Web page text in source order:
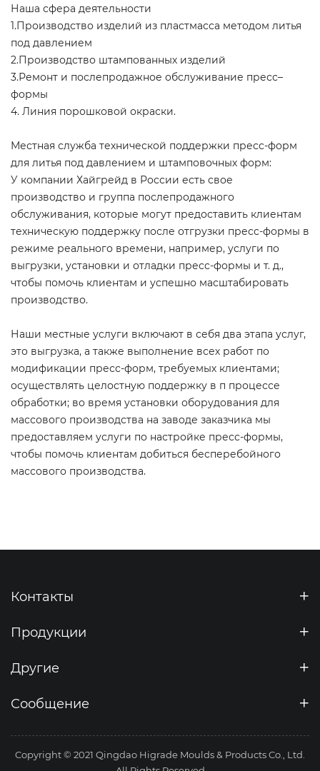
Наша сфера деятельности
1.Производство изделий из пластмасса методом литья
под давлением
2.Производство штампованных изделий
3.Ремонт и послепродажное обслуживание пресс–
формы
4. Линия порошковой окраски.
Местная служба технической поддержки пресс-форм
для литья под давлением и штамповочных форм:
У компании Хайгрейд в России есть свое
производство и группа послепродажного
обслуживания, которые могут предоставить клиентам
техническую поддержку после отгрузки пресс-формы в
режиме реального времени, например, услуги по
выгрузки, установки и отладки пресс-формы и т. д.,
чтобы помочь клиентам и успешно масштабировать
производство.
Наши местные услуги включают в себя два этапа услуг,
это выгрузка, а также выполнение всех работ по
модификации пресс-форм, требуемых клиентами;
осуществлять целостную поддержку в п процессе
обработки; во время установки оборудования для
массового производства на заводе заказчика мы
предоставляем услуги по настройке пресс-формы,
чтобы помочь клиентам добиться бесперебойного
массового производства.
Контакты
Продукции
Другие
Сообщение
Copyright © 2021 Qingdao Higrade Moulds & Products Co., Ltd.